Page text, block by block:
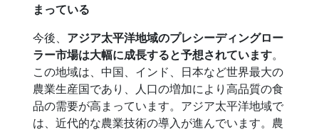
まっている
今後、 アジア太平洋地域のプレシーディングロー
ラー市場は大幅に成長すると予想されています。
この地域は、中国、インド、日本など世界最大の
農業生産国であり、人口の増加により高品質の食
品の需要が高まっています。アジア太平洋地域で
は、近代的な農業技術の導入が進んでいます。農